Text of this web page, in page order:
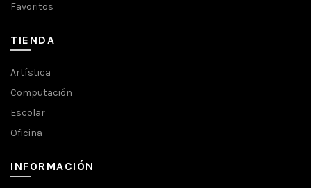
Favoritos
TIENDA
Artística
Computación
Escolar
Oficina
INFORMACIÓN